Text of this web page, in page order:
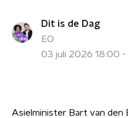
Dit is de Dag
EO
03 juli 2026 18:00 -
Asielminister Bart van den